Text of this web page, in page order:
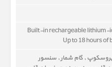
, گام شمار , سنسور